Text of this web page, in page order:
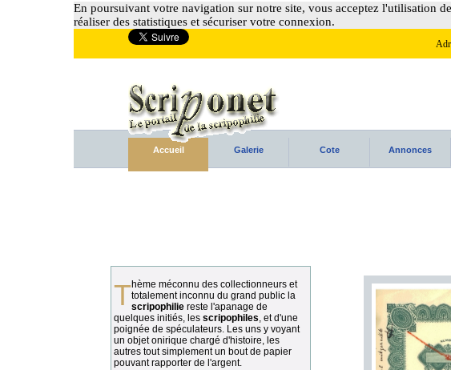
En poursuivant votre navigation sur notre site, vous acceptez l'utilisation
réaliser des statistiques et sécuriser votre connexion.
Accueil Galerie Cote Annonces
Thème méconnu des collectionneurs ettotalement inconnu du grand public la
scripophilie reste l'apanage de
quelques initiés, les scripophiles, et d'une
poignée de spéculateurs. Les uns y voyant
un objet onirique chargé d'histoire, les
autres tout simplement un bout de papier
pouvant rapporter de l'argent.